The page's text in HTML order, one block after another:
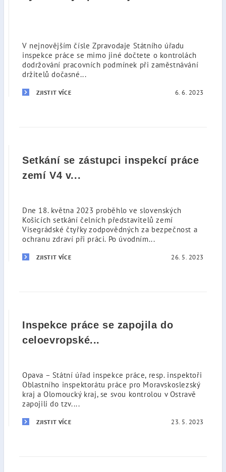
V nejnovějším čísle Zpravodaje Státního úřadu
inspekce práce se mimo jiné dočtete o kontrolách
dodržování pracovních podmínek při zaměstnávání
držitelů dočasné...
ZJISTIT VÍCE 6. 6. 2023
Setkání se zástupci inspekcí práce
zemí V4 v...
Dne 18. května 2023 proběhlo ve slovenských
Košicích setkání čelních představitelů zemí
Visegrádské čtyřky zodpovědných za bezpečnost a
ochranu zdraví při práci. Po úvodním...
ZJISTIT VÍCE 26. 5. 2023
Inspekce práce se zapojila do
celoevropské...
Opava – Státní úřad inspekce práce, resp. inspektoři
Oblastního inspektorátu práce pro Moravskoslezský
kraj a Olomoucký kraj, se svou kontrolou v Ostravě
zapojili do tzv....
ZJISTIT VÍCE 23. 5. 2023